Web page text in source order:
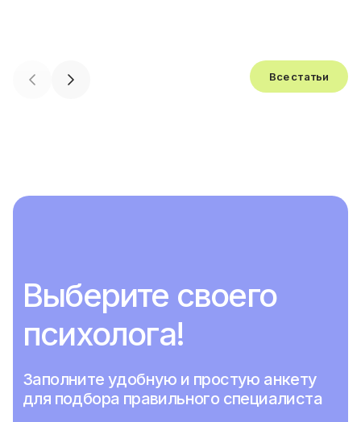
Все статьи
Выберите своего
психолога!
Заполните удобную и простую анкету
для подбора правильного специалиста